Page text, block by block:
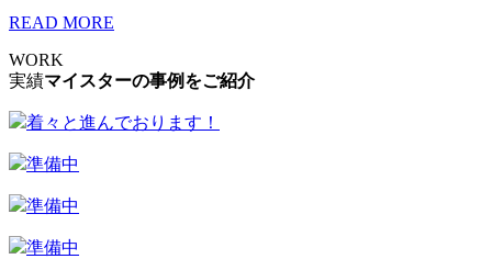
READ MORE
WORK
実績マイスターの事例をご紹介
着々と進んでおります！
準備中
準備中
準備中